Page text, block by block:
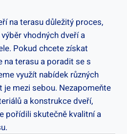
na terasu důležitý proces,
vhodných dveří a
Pokud chcete získat
na terasu a poradit se s
využít nabídek různých
mezi sebou. Nezapomeňte
a konstrukce dveří,
pořídili skutečně kvalitní a